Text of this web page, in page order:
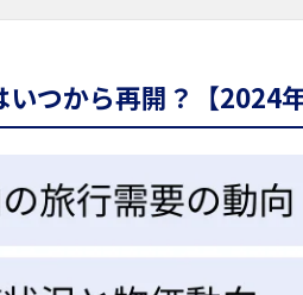
つから再開？【2024